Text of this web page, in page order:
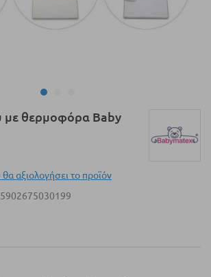
θερμοφόρα Baby
αξιολογήσει το προϊόν
5902675030199